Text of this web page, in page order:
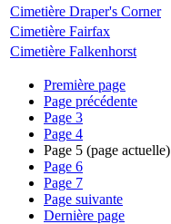
Cimetière Draper's Corner
Cimetière Fairfax
Cimetière Falkenhorst
Première page
Page précédente
Page 3
Page 4
Page 5 (page actuelle)
Page 6
Page 7
Page suivante
Dernière page